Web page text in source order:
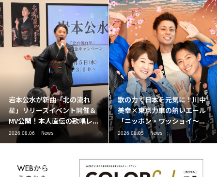
岩本公水が新曲「北の流れ
星」リリースイベント開催＆
MV公開！本人直伝の歌唱レ...
2026.08.06 News
歌の力で日本を元気に！川中
美幸×東京力車の熱いエール
「ニッポン・ワッショイ～...
2026.08.05 News